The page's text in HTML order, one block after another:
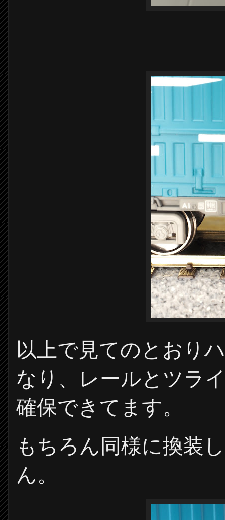
以上で見てのとおり
なり、レールとツラ
確保できてます。
もちろん同様に換装
ん。